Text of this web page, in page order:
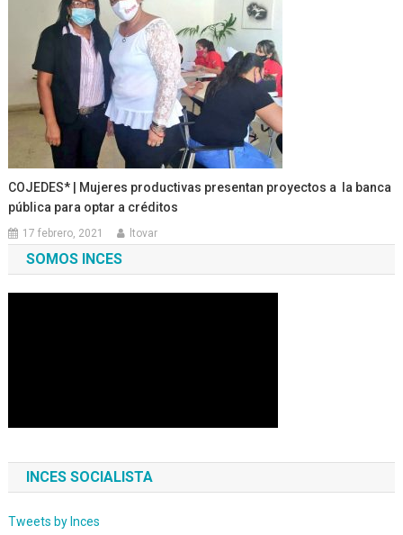
COJEDES* | Mujeres productivas presentan proyectos a la banca
pública para optar a créditos
17 febrero, 2021 ltovar
SOMOS INCES
INCES SOCIALISTA
Tweets by Inces